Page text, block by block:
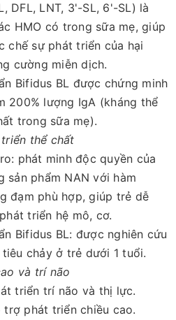
DFL, LNT, 3'-SL, 6'-SL) là
HMO có trong sữa mẹ, giúp
chế sự phát triển của hại
cường miễn dịch.
Bifidus BL được chứng minh
200% lượng IgA (kháng thể
trong sữa mẹ).
thể chất
phát minh độc quyền của
sản phẩm NAN với hàm
đạm phù hợp, giúp trẻ dễ
triển hệ mô, cơ.
Bifidus BL: được nghiên cứu
chảy ở trẻ dưới 1 tuổi.
và trí não
triển trí não và thị lực.
trợ phát triển chiều cao.